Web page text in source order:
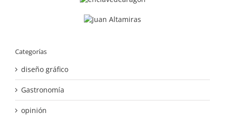
Categorías
diseño gráfico
Gastronomía
opinión